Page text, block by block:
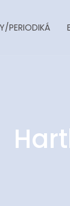
PERIODIKÁ